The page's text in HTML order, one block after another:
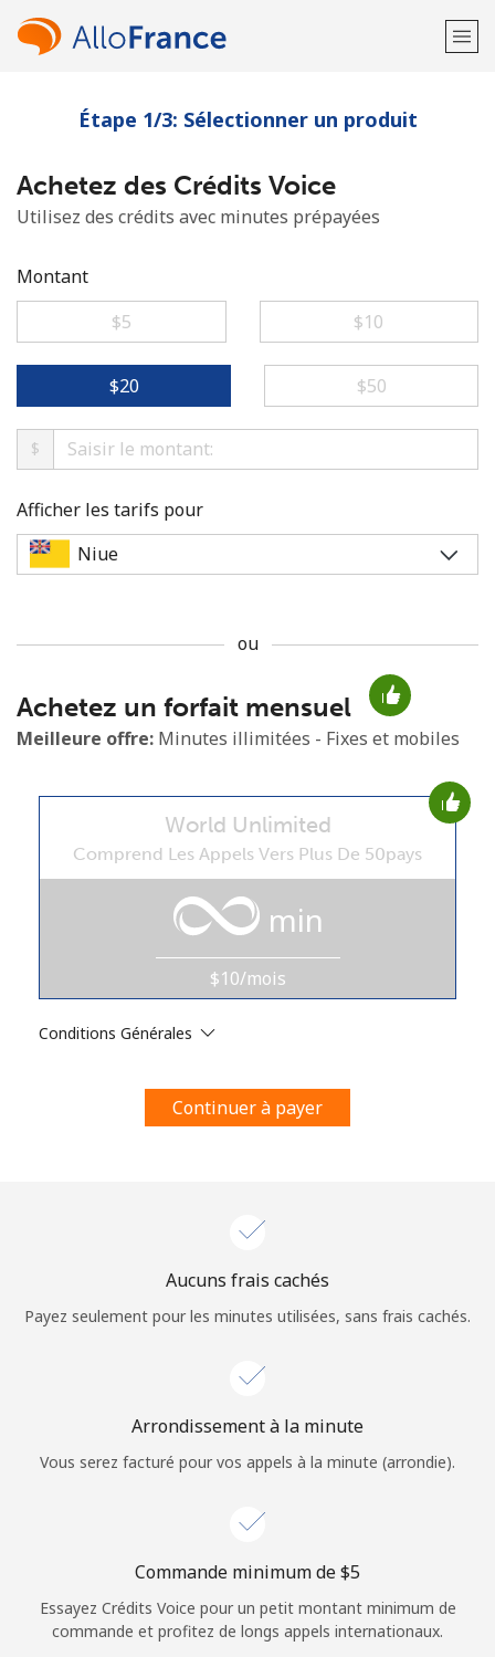
Bienvenue!
Vous avez déjà un compte?Connectez-vous →
Aucun mot de passe créé
8 caractères minimum
Une lettre majuscule et une lettre minuscule
En créant un compte sur ce site, j'accepte les présentes
Rappel du mot de passe →
Continue avec
Étape 1/3: Sélectionner un produit
Achetez des Crédits Voice
Utilisez des crédits avec minutes prépayées
Montant
⁦$5⁩
⁦$10⁩
⁦$20⁩ ⁦$50⁩
$
Afficher les tarifs pour
ou
Achetez un forfait mensuel
Meilleure offre: Minutes illimitées - Fixes et mobiles
World Unlimited
Comprend Les Appels Vers Plus De 50pays
min
$10/mois
Conditions Générales
Continuer à payer
Aucuns frais cachés
Payez seulement pour les minutes utilisées, sans frais cachés.
Arrondissement à la minute
Vous serez facturé pour vos appels à la minute (arrondie).
Commande minimum de ⁦$5⁩
Essayez Crédits Voice pour un petit montant minimum de
commande et profitez de longs appels internationaux.